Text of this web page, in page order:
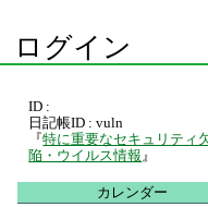
ログイン
ID :
日記帳ID : vuln
『特に重要なセキュリティ
陥・ウイルス情報 』
カレンダー